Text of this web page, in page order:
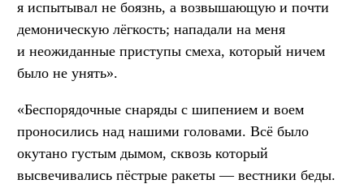
я испытывал не боязнь, а возвышающую и почти
демоническую лёгкость; нападали на меня
и неожиданные приступы смеха, который ничем
было не унять».
«Беспорядочные снаряды с шипением и воем
проносились над нашими головами. Всё было
окутано густым дымом, сквозь который
высвечивались пёстрые ракеты — вестники беды.